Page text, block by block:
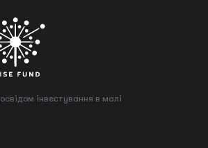
інвестування в малі